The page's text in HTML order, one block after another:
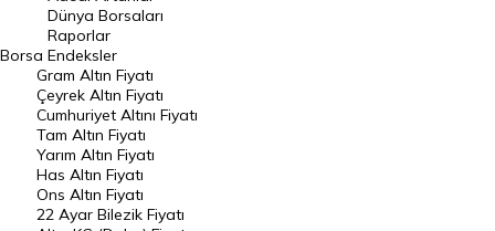
Geçmiş Kapanışlar
Dünya Borsaları
Raporlar
Endeksler
DÖVİZ
Döviz Kuru
Borsa
Dünya Borsaları
Raporlar
Endeksler
Gram Altın Fiyatı
Çeyrek Altın Fiyatı
Cumhuriyet Altını Fiyatı
Tam Altın Fiyatı
Yarım Altın Fiyatı
Has Altın Fiyatı
Ons Altın Fiyatı
22 Ayar Bilezik Fiyatı